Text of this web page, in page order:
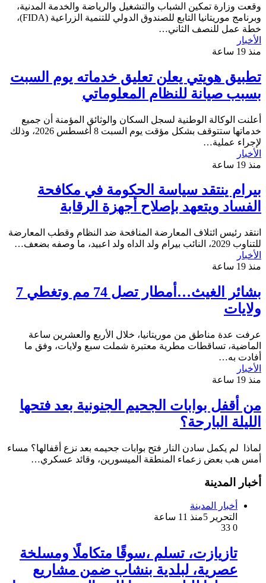
وقعت وزارة تمكين الشباب والتشغيل والرياضة والخدمة المدنية،
وبرنامج موريتانيا التابع للصندوق الدولي للتنمية الزراعية (FIDA)،
خطة عمل للنصف الثاني…
الأخبار
منذ 19 ساعة
تطبيق هويتي يعلن تعليق خدماته يوم السبت
بسبب صيانة للنظام المعلوماتي
أعلنت الوكالة الوطنية لسجل السكان والوثائق المؤمنة أن جميع
خدماتها ستتوقف بشكل مؤقت يوم السبت 8 أغسطس 2026، وذلك
لإجراء عملية…
الأخبار
منذ 19 ساعة
بيرام ينتقد سياسة الحكومة في مكافحة
الفساد ويتعهد بإصلاح أجهزة الرقابة
انتقد رئيس ائتلاف المعارضة المنافحة ضد النظام وقطب المعارضة
للتناوب 2029، النائب بيرام ولد الداه ولد اعبيد، ما وصفه بضعف…
الأخبار
منذ 19 ساعة
بشائر الغيث…أمطار تصل 74 مم وتغطي 7
ولايات
عرفت عدة مناطق من موريتانيا، خلال الأربع والعشرين ساعة
الماضية، تساقطات مطرية معتبرة شملت سبع ولايات، وفق ما
أفادت به…
الأخبار
منذ 19 ساعة
من أقفل بوابات الجحيم الجنونية بعد فتحها
الليلة البارحة؟
لماذا لم يكمل سادن النار فتح بوابات جحيمه بعد نزع أقفالها؟ مساء
أمس هب بعض زعماء المنطقة الميسورين، وقائد عسكري…
أخبار المدينة
أخبار المدينة
التحرير 5
منذ 11 ساعة
0
تازيازت، تسلم ،سوقًا متكاملًا ومسلخة
عصرية، لبلدية بنشاب ضمن مشاريع